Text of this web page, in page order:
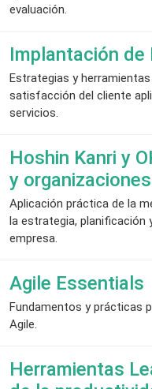
evaluación.
Implantación de
Estrategias y
satisfacción del cliente
servicios.
Hoshin Kanri y
y
Aplicación práctica de la
la estrategia, planificación
empresa.
Agile Essentials
Fundamentos y prácticas
Agile.
Herramientas